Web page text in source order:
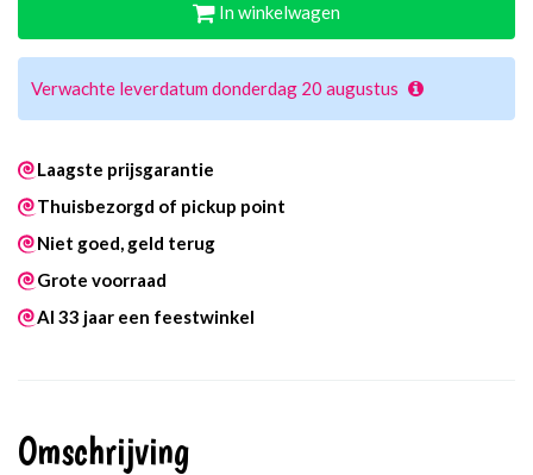
In winkelwagen
Verwachte leverdatum donderdag 20 augustus
Laagste prijsgarantie
Thuisbezorgd of pickup point
Niet goed, geld terug
Grote voorraad
Al 33 jaar een feestwinkel
Omschrijving